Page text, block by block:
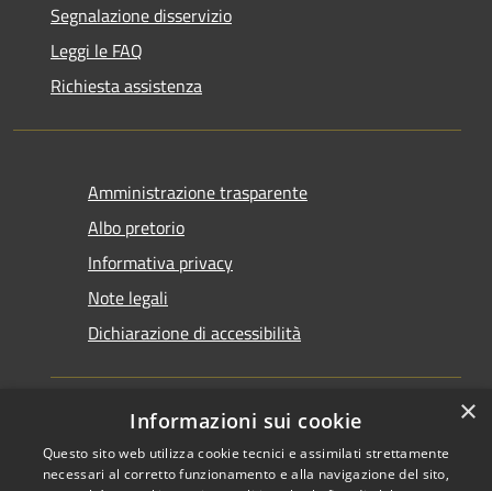
Segnalazione disservizio
Leggi le FAQ
Richiesta assistenza
Amministrazione trasparente
Albo pretorio
Informativa privacy
Note legali
Dichiarazione di accessibilità
RSS
Copyright © 2026 • Comune di
×
Informazioni sui cookie
Questo sito web utilizza cookie tecnici e assimilati strettamente
necessari al corretto funzionamento e alla navigazione del sito,